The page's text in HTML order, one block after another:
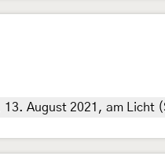
August 2021, am Licht